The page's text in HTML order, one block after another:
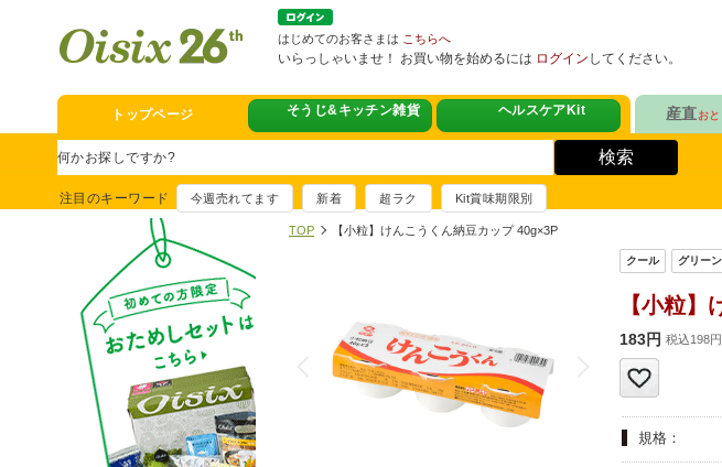
はじめてのお客さまは こちらへ
いらっしゃいませ！ お買い物を始めるには ログイン してください。
トップページ そうじ&キッチン雑貨
豪華賞品が当たるチャンス
満足ごはん大集合
おすすめ！出汁付き肉吸い
そうじ&キッチン雑貨
夏に便利！新商品6点登場
熊本地震への緊急支援
ヘルスケアKit
ヘルスケアKit
健康サポート食品
毎日をアクティブに！
3品作れるバランス献立
産直おと
検索
注目のキーワード 今週売れてます 新着 超ラク Kit賞味期限別
TOP 【小粒】けんこうくん納豆カップ 40g×3P
【小粒
183円 税込198円
規格：